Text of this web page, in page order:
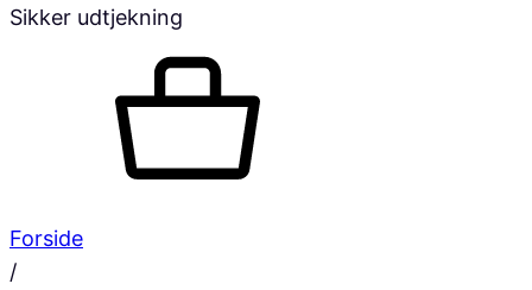
Sikker udtjekning
Forside
/